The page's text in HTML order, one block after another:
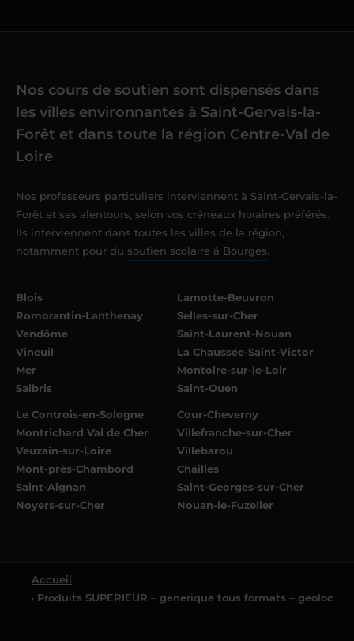
Nos cours de soutien sont dispensés dans
les villes environnantes à Saint-Gervais-la-
Forêt et dans toute la région Centre-Val de
Loire
Nos professeurs particuliers interviennent à Saint-Gervais-la-
Forêt et ses alentours, selon vos créneaux horaires préférés.
Ils interviennent dans toutes les villes de la région,
notamment pour du soutien scolaire à Bourges.
Blois
Romorantin-Lanthenay
Vendôme
Vineuil
Mer
Salbris
Lamotte-Beuvron
Selles-sur-Cher
Saint-Laurent-Nouan
La Chaussée-Saint-Victor
Montoire-sur-le-Loir
Saint-Ouen
Le Controis-en-Sologne
Montrichard Val de Cher
Veuzain-sur-Loire
Mont-près-Chambord
Saint-Aignan
Noyers-sur-Cher
Cour-Cheverny
Villefranche-sur-Cher
Villebarou
Chailles
Saint-Georges-sur-Cher
Nouan-le-Fuzelier
Accueil
› Produits SUPERIEUR – generique tous formats – geoloc